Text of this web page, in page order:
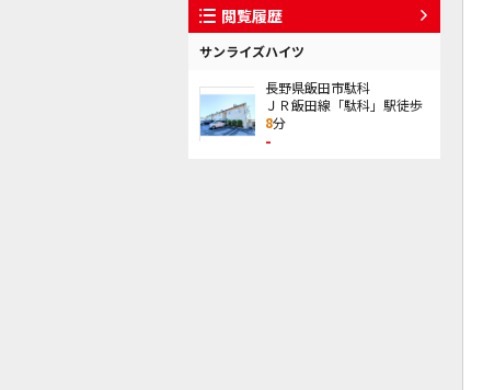
閲覧履歴
サンライズハイツ
長野県飯田市駄科
ＪＲ飯田線「駄科」駅徒歩
8分
-